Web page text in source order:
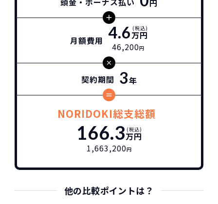
円
月額費用 4.6万円
(税込)
46,200円
契約期間 3年
NORIDOKI総支総額
166.3万円
(税込)
1,663,200円
他の比較ポイントは？